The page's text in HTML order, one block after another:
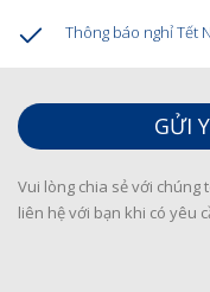
Thông báo nghỉ Tết
GỬI
Vui lòng chia sẻ với chúng
liên hệ với bạn khi có yêu